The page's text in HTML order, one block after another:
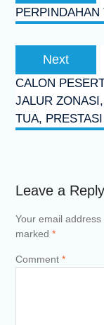
Next
CALON
JALUR
TUA,
Leave a Reply
Your email
marked *
Comment *